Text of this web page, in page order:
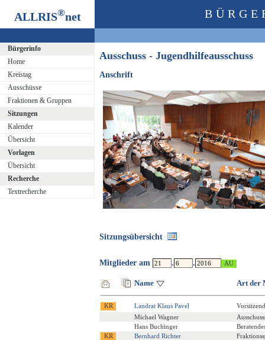
ALLRIS®net
Bürgerinfo
Home
Kreistag
Ausschüsse
Fraktionen & Gruppen
Sitzungen
Kalender
Übersicht
Vorlagen
Übersicht
Recherche
Textrecherche
Ausschuss - Jugendhilfeausschuss
Anschrift
Sitzungsübersicht
Mitglieder am . .
Name Art der
Landrat Klaus Pavel
Michael Wagner
Hans Buchinger
Bernhard Richter